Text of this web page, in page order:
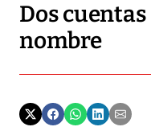
Dos
nombre